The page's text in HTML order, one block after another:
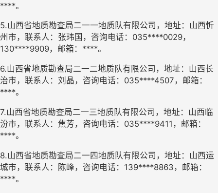
****。
5.山西省地质勘查局二一一地质队有限公司，地址：山西忻
州市，联系人：张玮国，咨询电话：035****0029，
130****9909，邮箱：****。
6.山西省地质勘查局二一二地质队有限公司，地址：山西长
治市，联系人：刘晶，咨询电话：035****4507，邮箱：
****。
7.山西省地质勘查局二一三地质队有限公司，地址：山西临
汾市，联系人：焦芳，咨询电话：035****9411，邮箱：
****。
8.山西省地质勘查局二一四地质队有限公司，地址：山西运
城市，联系人：陈峰，咨询电话：139****8863，邮箱：
****。